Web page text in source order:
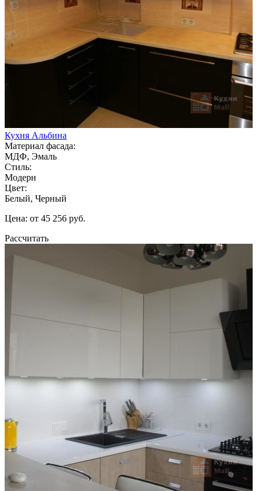
Кухня Альбина
Материал фасада:
МДФ, Эмаль
Стиль:
Модерн
Цвет:
Белый, Черный
Цена: от 45 256 руб.
Рассчитать